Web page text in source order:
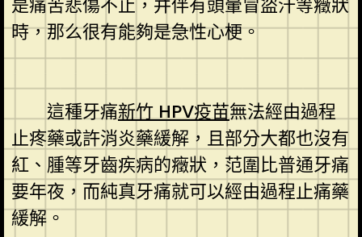
是痛苦悲傷不止，并伴有頭暈冒盜汗等癥狀
時，那么很有能夠是急性心梗。
這種牙痛新竹 HPV疫苗無法經由過程
止疼藥或許消炎藥緩解，且部分大都也沒有
紅、腫等牙齒疾病的癥狀，范圍比普通牙痛
要年夜，而純真牙痛就可以經由過程止痛藥
緩解。